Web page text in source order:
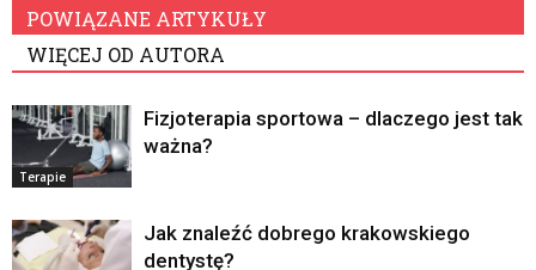
POWIĄZANE ARTYKUŁY
WIĘCEJ OD AUTORA
Terapie
Fizjoterapia sportowa – dlaczego jest tak
ważna?
Jak znaleźć dobrego krakowskiego
dentystę?